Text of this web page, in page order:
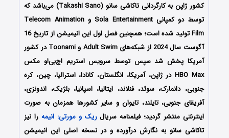
کشور ژاپن به کارگردانی تاکاشی سانو (Takashi Sano) می‌باشد که
توسط دو کمپانی Sola Entertainment و Telecom Animation
Film تولید شده است؛ همچنین فصل اول این انیمیشن از تاریخ 16
آگوست سال 2024 از شبکه‌های Adult Swim و Toonami در کشور
آمریکا پخش شد سپس توسط سرویس استریم اچ‌بی‌او مکس
HBO Max در ژاپن، آمریکا، انگلستان، کانادا، استرالیا، چین، کره
جنوبی، دانمارک، سوئد، فنلاند، ایتالیا، اسپانیا، بلژیک، اندونزی،
آفریقای جنوبی، تایلند، تایوان و سایر کشورها همزمان به صورت
اینترنتی منتشر گردید؛ فیلمنامه سریالریک و مورتی: انیمه را نیز
تاکاشی سانو به نگارش درآورده و در نسخه اصلی این انیمیشن